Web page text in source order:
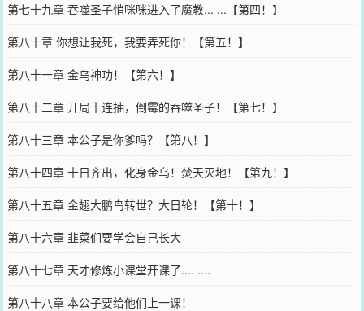
第七十九章 吞噬圣子悄咪咪进入了魔教... ...【第四！】
第八十章 你想让我死，我要弄死你！【第五！】
第八十一章 金乌神功！【第六！】
第八十二章 开局十连抽，倒霉的吞噬圣子！【第七！】
第八十三章 本公子是你爹吗？【第八！】
第八十四章 十日齐出，化身金乌！焚天灭地！【第九！】
第八十五章 金翅大鹏鸟转世？大日轮！【第十！】
第八十六章 韭菜们要学会自己长大
第八十七章 天才修炼小课堂开课了.... ....
第八十八章 本公子要给他们上一课！